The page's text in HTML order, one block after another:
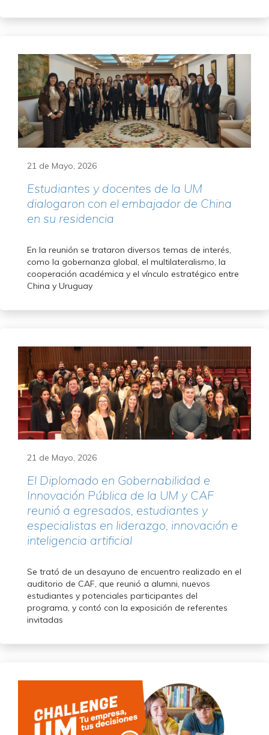
21 de Mayo, 2026
Estudiantes y docentes de la UM
dialogaron con el embajador de China
en su residencia
En la reunión se trataron diversos temas de interés,
como la gobernanza global, el multilateralismo, la
cooperación académica y el vínculo estratégico entre
China y Uruguay
21 de Mayo, 2026
El Diplomado en Gobernabilidad e
Innovación Pública de la UM y CAF
reunió a egresados, estudiantes y
especialistas en liderazgo, innovación e
inteligencia artificial
Se trató de un desayuno de encuentro realizado en el
auditorio de CAF, que reunió a alumni, nuevos
estudiantes y potenciales participantes del
programa, y contó con la exposición de referentes
invitadas